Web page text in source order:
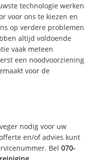
technologie werken
voor ons te kiezen en
op verdere problemen
altijd voldoende
vaak meteen
een noodvoorziening
voor de
nodig voor uw
en/of advies kunt
Bel070-